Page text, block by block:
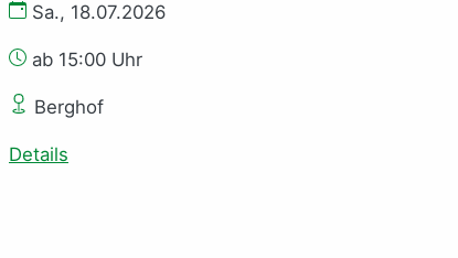
Sa., 18.07.2026
ab 15:00 Uhr
Berghof
Details